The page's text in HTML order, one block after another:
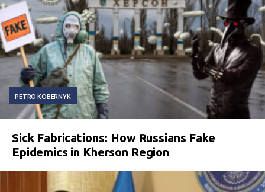
PETRO KOBERNYK
Sick Fabrications: How Russians Fake
Epidemics in Kherson Region